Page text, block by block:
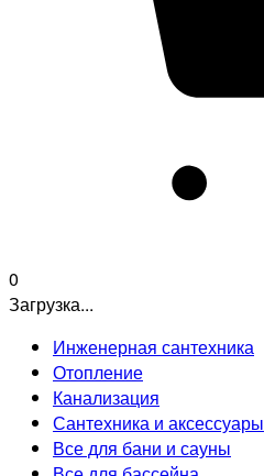
0
Загрузка...
Инженерная сантехника
Отопление
Канализация
Сантехника и аксессуары
Все для бани и сауны